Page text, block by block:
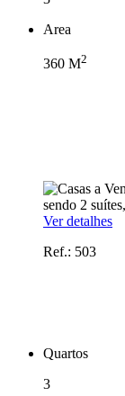
Area
360 M2
Ver detalhes
Ref.: 503
Quartos
3